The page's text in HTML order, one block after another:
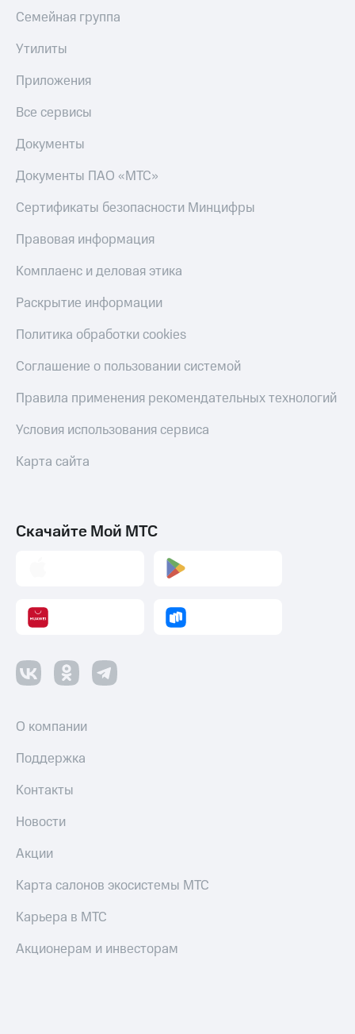
Семейная группа
Утилиты
Приложения
Все сервисы
Документы
Документы ПАО «МТС»
Сертификаты безопасности Минцифры
Правовая информация
Комплаенс и деловая этика
Раскрытие информации
Политика обработки cookies
Соглашение о пользовании системой
Правила применения рекомендательных технологий
Условия использования сервиса
Карта сайта
Скачайте Мой МТС
О компании
Поддержка
Контакты
Новости
Акции
Карта салонов экосистемы МТС
Карьера в МТС
Акционерам и инвесторам